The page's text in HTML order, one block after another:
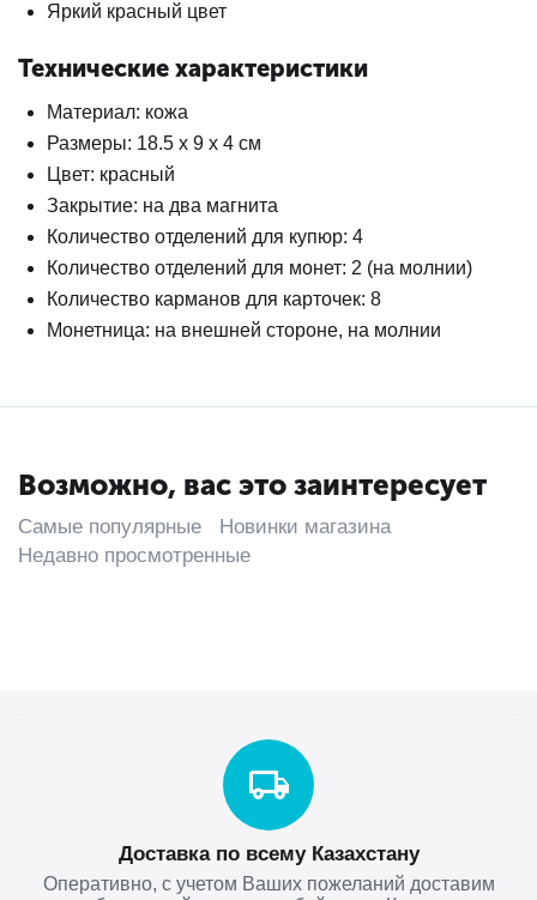
Яркий красный цвет
Технические характеристики
Материал: кожа
Размеры: 18.5 х 9 х 4 см
Цвет: красный
Закрытие: на два магнита
Количество отделений для купюр: 4
Количество отделений для монет: 2 (на молнии)
Количество карманов для карточек: 8
Монетница: на внешней стороне, на молнии
Возможно, вас это заинтересует
Самые популярные
Новинки магазина
Недавно просмотренные
Доставка по всему Казахстану
Оперативно, с учетом Ваших пожеланий доставим